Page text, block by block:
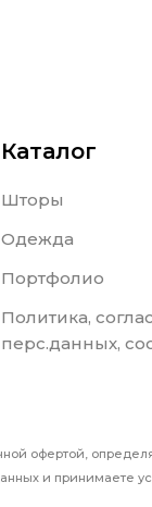
Каталог
Шторы
Одежда
Портфолио
Политика,
перс.данных,
офертой,
и принимаете